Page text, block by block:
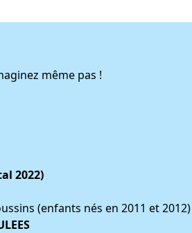
même pas !
2022)
(enfants nés en 2011 et